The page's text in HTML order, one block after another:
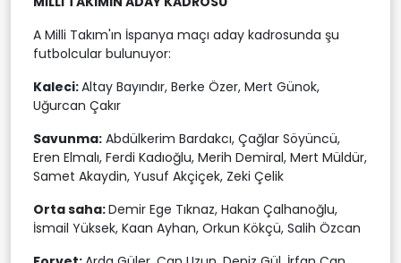
A Milli Takım'ın İspanya maçı aday kadrosunda şu
futbolcular bulunuyor:
Kaleci:Altay Bayındır, Berke Özer, Mert Günok,
Uğurcan Çakır
Savunma: Abdülkerim Bardakcı, Çağlar Söyüncü,
Eren Elmalı, Ferdi Kadıoğlu, Merih Demiral, Mert Müldür,
Samet Akaydin, Yusuf Akçiçek, Zeki Çelik
Orta saha:Demir Ege Tıknaz, Hakan Çalhanoğlu,
İsmail Yüksek, Kaan Ayhan, Orkun Kökçü, Salih Özcan